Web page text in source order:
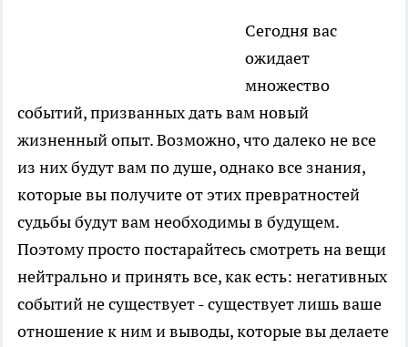
Сегодня вас
ожидает
множество
событий, призванных дать вам новый
жизненный опыт. Возможно, что далеко не все
из них будут вам по душе, однако все знания,
которые вы получите от этих превратностей
судьбы будут вам необходимы в будущем.
Поэтому просто постарайтесь смотреть на вещи
нейтрально и принять все, как есть: негативных
событий не существует - существует лишь ваше
отношение к ним и выводы, которые вы делаете